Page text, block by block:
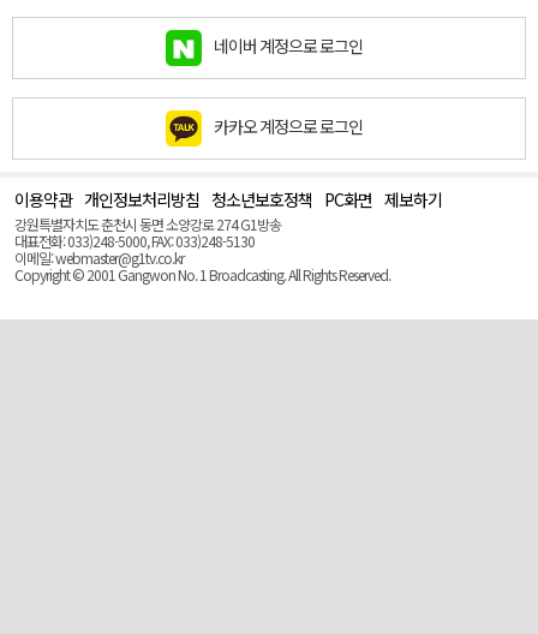
네이버 계정으로 로그인
카카오 계정으로 로그인
이용약관 개인정보처리방침 청소년보호정책 PC화면 제보하기
강원특별자치도 춘천시 동면 소양강로 274 G1방송
대표전화: 033)248-5000, FAX: 033)248-5130
이메일: webmaster@g1tv.co.kr
Copyright © 2001 Gangwon No. 1 Broadcasting. All Rights Reserved.